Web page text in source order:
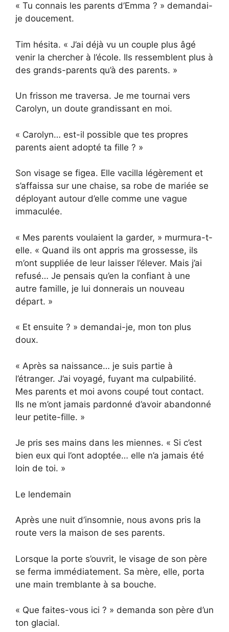
« Tu connais les parents d’Emma ? » demandai-
je doucement.
Tim hésita. « J’ai déjà vu un couple plus âgé
venir la chercher à l’école. Ils ressemblent plus à
des grands-parents qu’à des parents. »
Un frisson me traversa. Je me tournai vers
Carolyn, un doute grandissant en moi.
« Carolyn… est-il possible que tes propres
parents aient adopté ta fille ? »
Son visage se figea. Elle vacilla légèrement et
s’affaissa sur une chaise, sa robe de mariée se
déployant autour d’elle comme une vague
immaculée.
« Mes parents voulaient la garder, » murmura-t-
elle. « Quand ils ont appris ma grossesse, ils
m’ont suppliée de leur laisser l’élever. Mais j’ai
refusé… Je pensais qu’en la confiant à une
autre famille, je lui donnerais un nouveau
départ. »
« Et ensuite ? » demandai-je, mon ton plus
doux.
« Après sa naissance… je suis partie à
l’étranger. J’ai voyagé, fuyant ma culpabilité.
Mes parents et moi avons coupé tout contact.
Ils ne m’ont jamais pardonné d’avoir abandonné
leur petite-fille. »
Je pris ses mains dans les miennes. « Si c’est
bien eux qui l’ont adoptée… elle n’a jamais été
loin de toi. »
Le lendemain
Après une nuit d’insomnie, nous avons pris la
route vers la maison de ses parents.
Lorsque la porte s’ouvrit, le visage de son père
se ferma immédiatement. Sa mère, elle, porta
une main tremblante à sa bouche.
« Que faites-vous ici ? » demanda son père d’un
ton glacial.